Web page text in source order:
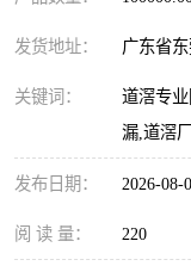
发货地址： 广东省
关键词：
道滘专
漏,道滘
发布日期： 2026-08-
阅 读 量： 220